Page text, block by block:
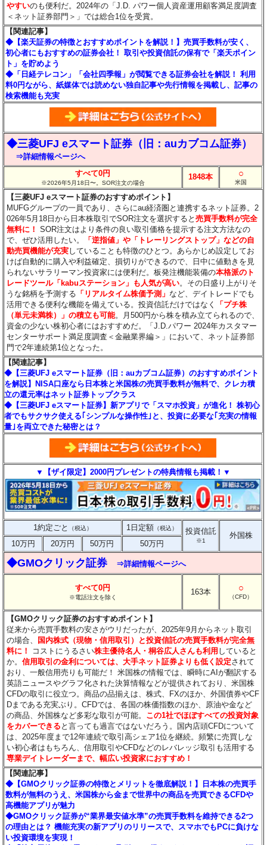
やすいのも便利だ。2024年の「J.D. パワー個人資産運用顧客満足度調査
＜ネット証券部門＞」では総合1位を受賞。
【関連記事】
◆【楽天証券の特徴とおすすめポイントを解説！】売買手数料が安く、
初心者にもおすすめの証券会社！ 取引や投資信託の保有で「楽天ポイン
ト」を貯めよう
◆「日経テレコン」「会社四季報」が閲覧できる証券会社を解説！ 利用
料0円ながら、紙媒体では読めない独自記事や先行情報を掲載し、記事の
検索機能も充実
◆三菱UFJ eスマート証券（旧：auカブコム証券）
⇒詳細情報ページへ
すべて0円
※2026年5月18日〜。SOR注文の場合
1848本 ○
米国
【三菱UFJ eスマート証券のおすすめポイント】
MUFGグループの一員であり、さらにau経済圏と連携するネット証券。2
026年5月18日から日本株取引でSOR注文を選択すると売買手数料が完全
無料に！ SOR注文はより条件の良い取引価格を提示する注文方法なの
で、ぜひ活用したい。
「逆指値」や「トレーリングストップ」などの自
動売買機能が充実していることも特徴のひとつ。あらかじめ設定してお
けば自動的に購入や利益確定、損切りができるので、日中に値動きを見
られないサラリーマン投資家には便利だ。板発注機能装備の本格派のト
レードツール「kabuステーション」も人気が高い。その日盛り上がりそ
うな銘柄を予測する 「リアルタイム株価予測」 など、デイトレードでも
活用できる便利な機能を備えている。投資信託だけではなく
「プチ株
（単元未満株）」の積立も可能。月500円から株を積み立てられるので、
資金の少ない株初心者にはおすすめだ。「J.D.パワー 2024年カスタマー
センターサポート満足度調査＜金融業界編＞」において、ネット証券部
門で2年連続第1位となった。
【関連記事】
◆【三菱UFJ eスマート証券（旧：auカブコム証券）のおすすめポイント
を解説】NISA口座なら日本株と米国株の売買手数料が無料で、クレカ積
立の還元率はネット証券トップクラス
◆【三菱UFJ eスマート証券】新アプリで「スマホ投資」が進化！ 株初心
者でもサクサク使える｢シンプルな操作性｣と、投資に必要な｢充実の情報
量｣を両立できた秘密とは？
▼【ザイ限定】2000円プレゼントの特典情報も掲載！▼
1約定ごと （税込） 1日定額 （税込） 投資信託
※1
外国株
10万円
20万円 50万円 50万円
◆GMOクリック証券 ⇒詳細情報ページへ
すべて0円
※電話注文を除く
163本 ○
（CFD）
【GMOクリック証券のおすすめポイント】
従来から売買手数料の安さがウリだったが、2025年9月からネット取引
の場合、
国内株式（現物・信用取引）と投資信託の売買手数料が完全無
料に！
コストにうるさい株主優待名人・桐谷広人さんも利用 していると
か。信用取引の金利については、大手ネット証券よりも低く設定されて
おり、一般信用売りも可能だ！ 米国株の情報では、瞬時にAIが翻訳する
英語ニュースやグラフ化された決算情報などが提供されており、米国株
CFDの取引に役立つ。商品の品揃えは、株式、FXのほか、外国債券やCF
Dまである充実ぶり。CFDでは、各国の株価指数のほか、原油や金など
の商品、外国株など多彩な取引が可能。 この1社でほぼすべての投資対象
をカバーできる と言っても過言ではないだろう。国内店頭CFDについて
は、2025年度まで12年連続で取引高シェア1位を継続。頻繁に売買しな
い初心者はもちろん、信用取引やCFDなどのレバレッジ取引も活用する
専業デイトレーダーまで、幅広い投資家におすすめ！
【関連記事】
◆【GMOクリック証券の特徴とメリットを徹底解説！】日本株の売買手
数料が無料のうえ、米国株から金まで世界中の商品を売買できるCFDや
高機能アプリが魅力
◆GMOクリック証券が“業界最安値水準”の売買手数料を維持できる2つ
の理由とは？ 機能充実の新アプリのリリースで、スマホでもPCに負けな
い投資環境を実現！